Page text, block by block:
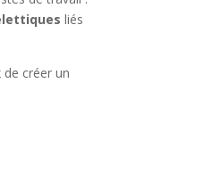
liés
créer un